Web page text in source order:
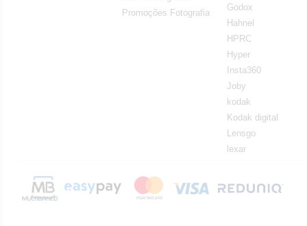
Promoções Fotografia
Godox
Hahnel
HPRC
Hyper
Insta360
Joby
kodak
Kodak digital
Lensgo
lexar